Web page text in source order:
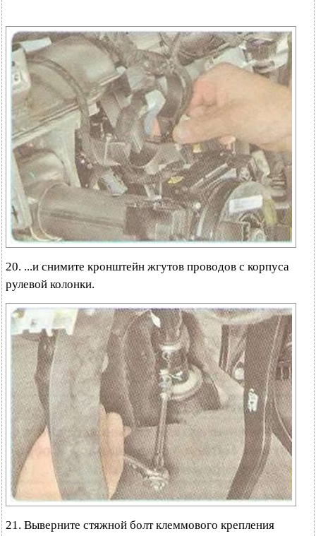
20. ...и снимите кронштейн жгутов проводов с корпуса
рулевой колонки.
21. Выверните стяжной болт клеммового крепления